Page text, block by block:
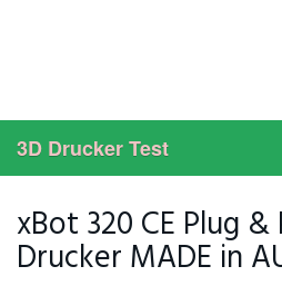
3D Drucker Test
xBot 320 CE Plug
Drucker MADE in